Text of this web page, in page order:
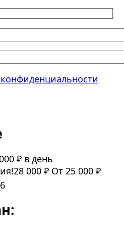
₽ в день
28 000 ₽ От 25 000 ₽